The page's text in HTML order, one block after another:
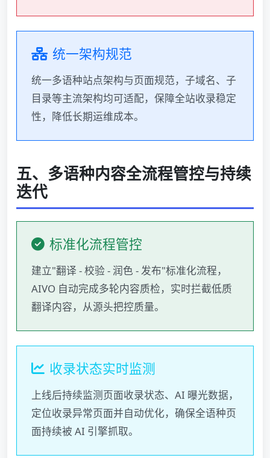
统一架构规范
统一多语种站点架构与页面规范，子域名、子
目录等主流架构均可适配，保障全站收录稳定
性，降低长期运维成本。
五、多语种内容全流程管控与持续
迭代
标准化流程管控
建立"翻译 - 校验 - 润色 - 发布"标准化流程，
AIVO 自动完成多轮内容质检，实时拦截低质
翻译内容，从源头把控质量。
收录状态实时监测
上线后持续监测页面收录状态、AI 曝光数据，
定位收录异常页面并自动优化，确保全语种页
面持续被 AI 引擎抓取。